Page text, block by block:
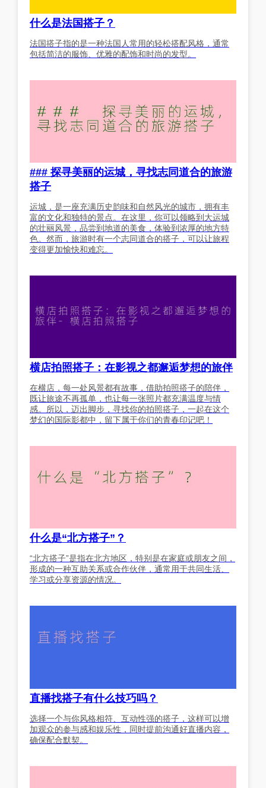
什么是法国搭子？
法国搭子指的是一种法国人常用的轻松搭配风格，通常
包括简洁的服饰、优雅的配饰和时尚的发型。
### 探寻美丽的运城，寻找志同道合的旅游
搭子
运城，是一座充满历史韵味和自然风光的城市，拥有丰
富的文化和独特的景点。在这里，你可以领略到大运城
的壮丽风景，品尝到地道的美食，体验到浓厚的地方特
色。然而，旅游时有一个志同道合的搭子，可以让旅程
变得更加愉快和难忘。
横店拍照搭子：在影视之都邂逅梦想的旅伴
在横店，每一处风景都有故事，借助拍照搭子的陪伴，
既让旅途不再孤单，也让每一张照片都充满温度与情
感。所以，迈出脚步，寻找你的拍照搭子，一起在这个
梦幻的国际影都中，留下属于你们的青春印记吧！
什么是“北方搭子”？
“北方搭子”是指在北方地区，特别是在家庭或朋友之间，
形成的一种互助关系或合作伙伴，通常用于共同生活、
学习或分享资源的情况。
直播找搭子有什么技巧吗？
选择一个与你风格相符、互动性强的搭子，这样可以增
加观众的参与感和娱乐性，同时提前沟通好直播内容，
确保配合默契。